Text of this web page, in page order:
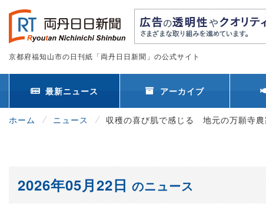
京都府福知山市の日刊紙「両丹日日新聞」の公式サイト
最新ニュース アーカイブ
ホーム ニュース 収穫の喜び肌で感じる 地元の万願寺
2026年05月22日のニュース